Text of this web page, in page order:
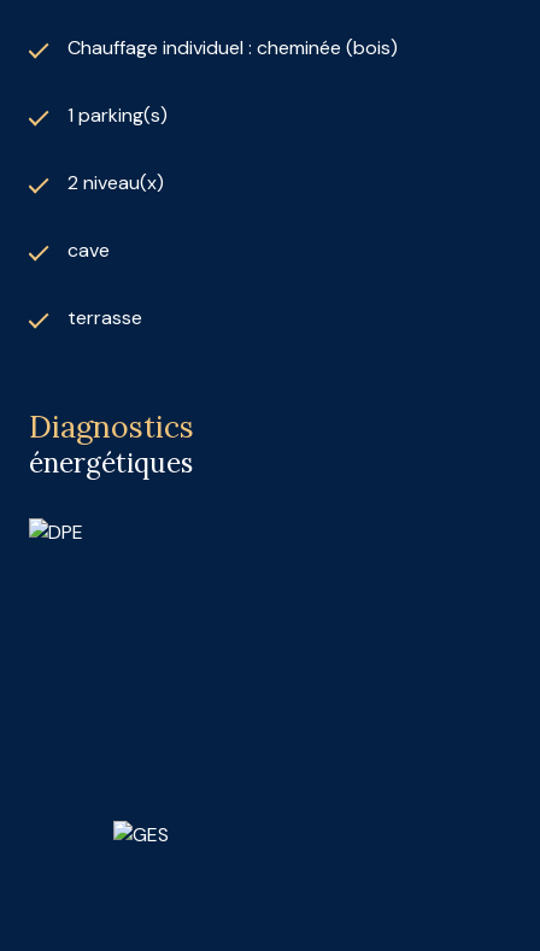
Chauffage individuel : cheminée (bois)
1 parking(s)
2 niveau(x)
cave
terrasse
Diagnostics
énergétiques